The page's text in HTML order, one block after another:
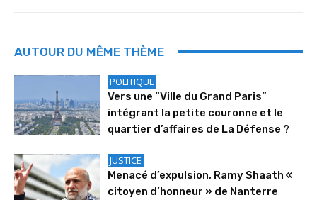
AUTOUR DU MÊME THÈME
POLITIQUE
Vers une “Ville du Grand Paris”
intégrant la petite couronne et le
quartier d’affaires de La Défense ?
JUSTICE
Menacé d’expulsion, Ramy Shaath «
citoyen d’honneur » de Nanterre